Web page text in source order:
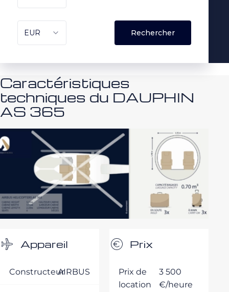
Caractéristiques
techniques du DAUPHIN
AS 365
Appareil
ConstructeurAIRBUS
Prix
Prix de
location
3 500
€/heure